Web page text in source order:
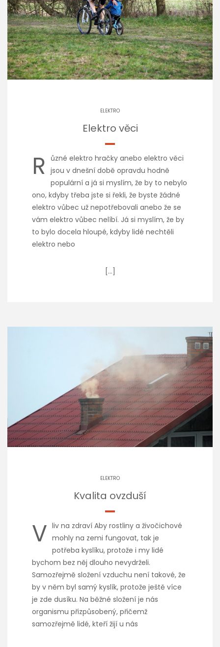
ELEKTRO
Elektro věci
R
ůzné elektro hračky anebo elektro věci
jsou v dnešní době opravdu hodně
populární a já si myslím, že by to nebylo
ono, kdyby třeba jste si řekli, že byste žádné
elektro vůbec už nepotřebovali anebo že se
vám elektro vůbec nelíbí. Já si myslím, že by
to bylo docela hloupé, kdyby lidé nechtěli
elektro nebo
[…]
ELEKTRO
Kvalita ovzduší
V liv na zdraví Aby rostliny a živočichové
mohly na zemi fungovat, tak je
potřeba kyslíku, protože i my lidé
bychom bez něj dlouho nevydrželi.
Samozřejmě složení vzduchu není takové, že
by v něm byl samý kyslík, protože ještě více
je zde dusíku. Na běžné složení je nás
organismu přizpůsobený, přičemž
samozřejmě lidé, kteří žijí u nás